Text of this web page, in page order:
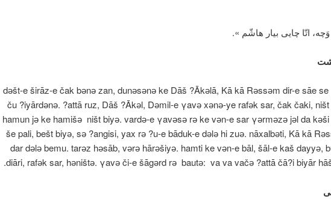
اتّا چایی بیار هاشّم ».
dәšt-e širāz-e čak bәnә zan, dunәsәnә ke Dāš ?Ākәlā, Kā kā Rәssәm dir-e sāe se
ču ?iyārdәnә. ?attā ruz, Dāš ?Ākәl, Dәmil-e γavә xәnә-ye rafәk sar, čak čaki, ništ
hamun jә ke hamišә ništ biyә. vardә-e γavәsә rә ke vәn-e sar γәrmәzә jәl da kәši
še pali, bešt biyә, sә ?angisi, yax rә ?u-e bāduk-e dәlә hi zuә. nāxalbәti, Kā kā
dar dәlә bemu. tarәz hәsāb, vәrә hārәšiyә. hamti ke vәn-e bāl, šāl-e kaš dayyә,
diāri, rafәk sar, hәništә. γavә či-e šāgәrd rә bautә: va va vačә ?attā čā?i biyār